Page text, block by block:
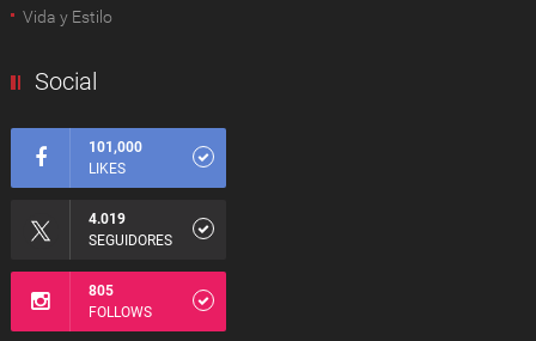
Vida y Estilo
Social
101,000
LIKES
4.019
SEGUIDORES
805
FOLLOWS